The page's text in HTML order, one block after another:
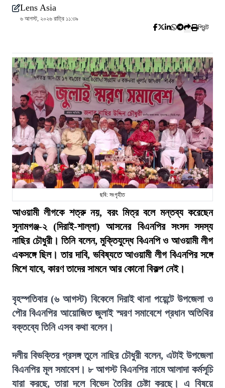
Lens Asia
৬ আগস্ট, ২০২৬ রাত্রি ১১:৩৯
প্রিন্ট
ছবি: সংগৃহীত
আওয়ামী লীগকে শত্রু নয়, বরং মিত্র বলে মন্তব্য করেছেন
সুনামগঞ্জ-২ (দিরাই-শাল্লা) আসনের বিএনপির সংসদ সদস্য
নাছির চৌধুরী। তিনি বলেন, মুক্তিযুদ্ধে বিএনপি ও আওয়ামী লীগ
একসঙ্গে ছিল। তার দাবি, ভবিষ্যতে আওয়ামী লীগ বিএনপির সঙ্গে
মিশে যাবে, কারণ তাদের সামনে আর কোনো বিকল্প নেই।
বৃহস্পতিবার (৬ আগস্ট) বিকেলে দিরাই থানা পয়েন্টে উপজেলা ও
পৌর বিএনপির আয়োজিত জুলাই স্মরণ সমাবেশে প্রধান অতিথির
বক্তব্যে তিনি এসব কথা বলেন।
দলীয় বিভক্তির প্রসঙ্গ তুলে নাছির চৌধুরী বলেন, এটাই উপজেলা
বিএনপির মূল সমাবেশ। ৮ আগস্ট বিএনপির নামে আলাদা কর্মসূচি
যারা করছে, তারা দলে বিভেদ তৈরির চেষ্টা করছে। এ বিষয়ে